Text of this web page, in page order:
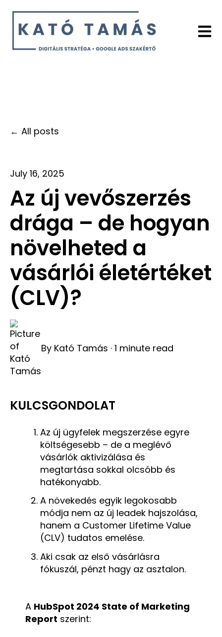
All posts
July 16, 2025
Az új vevőszerzés
drága – de hogyan
növelheted a
vásárlói életértéket
(CLV)?
By Kató Tamás · 1 minute read
KULCSGONDOLAT
Az új ügyfelek megszerzése egyre
költségesebb – de a meglévő
vásárlók aktivizálása és
megtartása sokkal olcsóbb és
hatékonyabb.
A növekedés egyik legokosabb
módja nem az új leadek hajszolása,
hanem a Customer Lifetime Value
(CLV) tudatos emelése.
Aki csak az első vásárlásra
fókuszál, pénzt hagy az asztalon.
A HubSpot 2024 State of Marketing
Report szerint: